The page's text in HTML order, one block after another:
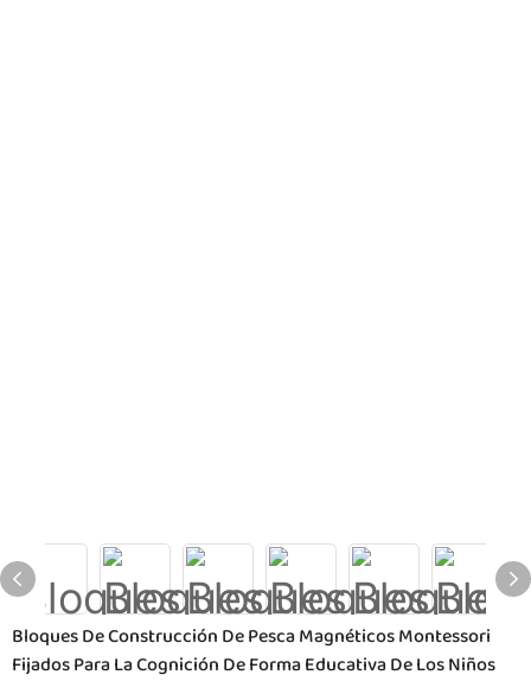
Bloques De Construcción De Pesca Magnéticos Montessori
Fijados Para La Cognición De Forma Educativa De Los Niños